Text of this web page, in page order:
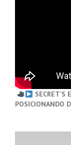
SECRET’S
POSICIONANDO